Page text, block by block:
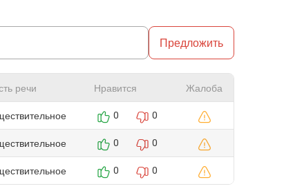
Предложить
речи Нравится Жалоба
0 0
0 0
0 0